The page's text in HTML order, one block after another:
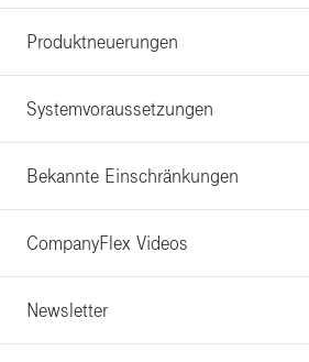
Produktneuerungen
Systemvoraussetzungen
Bekannte Einschränkungen
CompanyFlex Videos
Newsletter